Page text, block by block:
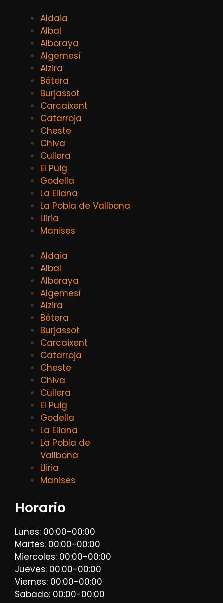
Aldaia
Albal
Alboraya
Algemesí
Alzira
Bétera
Burjassot
Carcaixent
Catarroja
Cheste
Chiva
Cullera
El Puig
Godella
La Eliana
La Pobla de Vallbona
Lliria
Manises
Aldaia
Albal
Alboraya
Algemesí
Alzira
Bétera
Burjassot
Carcaixent
Catarroja
Cheste
Chiva
Cullera
El Puig
Godella
La Eliana
La Pobla de
Vallbona
Lliria
Manises
Horario
Lunes: 00:00-00:00
Martes: 00:00-00:00
Miercoles: 00:00-00:00
Jueves: 00:00-00:00
Viernes: 00:00-00:00
Sabado: 00:00-00:00